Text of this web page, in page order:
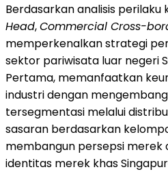
Berdasarkan analisis perilaku
Head,Commercial Cross-
memperkenalkan strategi
sektor pariwisata luar negeri
Pertama, memanfaatkan
industri dengan
tersegmentasi melalui
sasaran berdasarkan
membangun persepsi merek
identitas merek khas